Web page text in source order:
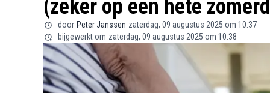
(zeker op een hete
door Peter Janssen zaterdag, 09 augustus 2025 om 10:37
bijgewerkt om zaterdag, 09 augustus 2025 om 10:38